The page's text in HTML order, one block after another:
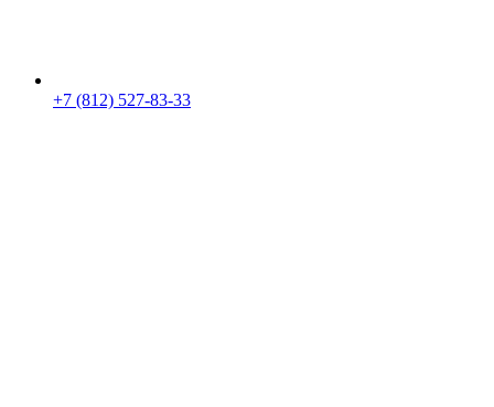
+7 (812) 527-83-33